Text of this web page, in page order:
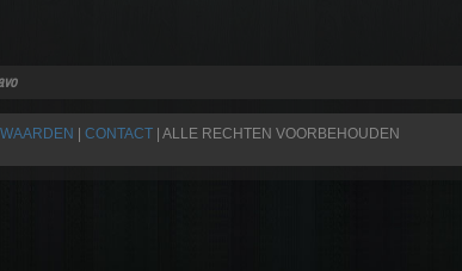
CONTACT | ALLE RECHTEN VOORBEHOUDEN